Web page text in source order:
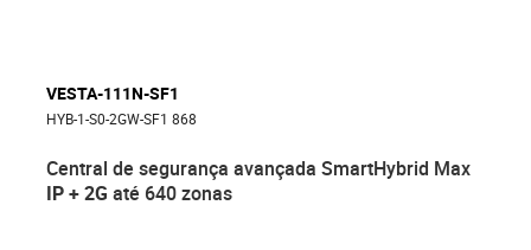
VESTA-111N-SF1
HYB-1-S0-2GW-SF1 868
Central de segurança avançada SmartHybrid Max
IP + 2G até 640 zonas